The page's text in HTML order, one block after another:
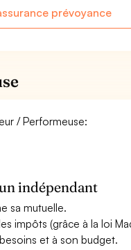
prévoyance
/ Performeuse:
indépendant
sa mutuelle.
impôts (grâce à la loi
et à son budget.